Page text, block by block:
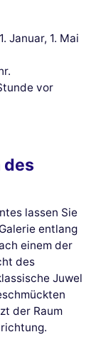
Januar, 1. Mai
vor
des
lassen Sie
entlang
einem der
des
Juwel
der Raum